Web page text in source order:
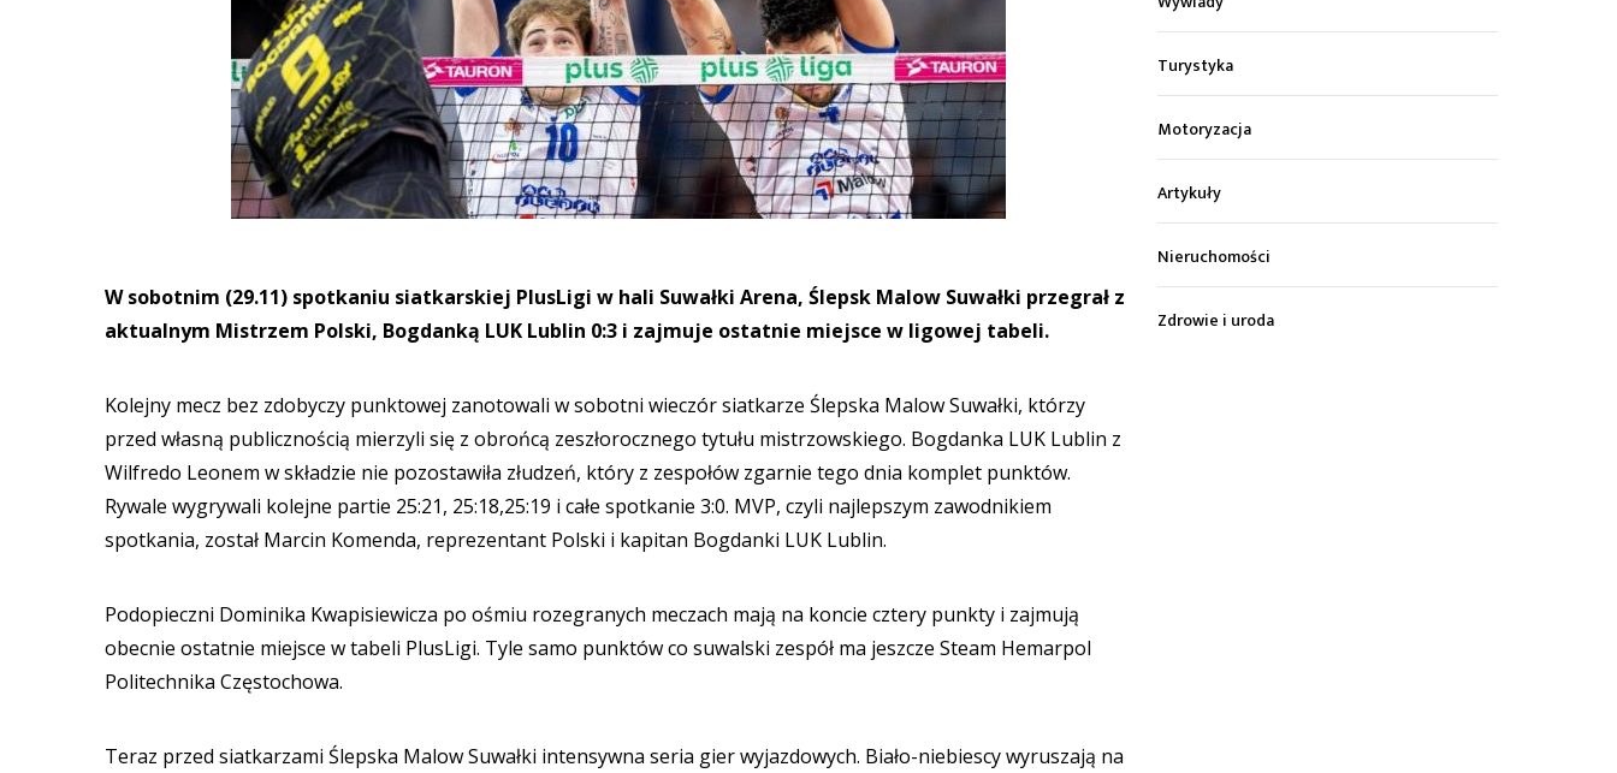
W sobotnim (29.11) spotkaniu siatkarskiej PlusLigi w hali Suwałki Arena, Ślepsk Malow Suwałki przegrał z
aktualnym Mistrzem Polski, Bogdanką LUK Lublin 0:3 i zajmuje ostatnie miejsce w ligowej tabeli.
Kolejny mecz bez zdobyczy punktowej zanotowali w sobotni wieczór siatkarze Ślepska Malow Suwałki, którzy
przed własną publicznością mierzyli się z obrońcą zeszłorocznego tytułu mistrzowskiego. Bogdanka LUK Lublin z
Wilfredo Leonem w składzie nie pozostawiła złudzeń, który z zespołów zgarnie tego dnia komplet punktów.
Rywale wygrywali kolejne partie 25:21, 25:18,25:19 i całe spotkanie 3:0. MVP, czyli najlepszym zawodnikiem
spotkania, został Marcin Komenda, reprezentant Polski i kapitan Bogdanki LUK Lublin.
Podopieczni Dominika Kwapisiewicza po ośmiu rozegranych meczach mają na koncie cztery punkty i zajmują
obecnie ostatnie miejsce w tabeli PlusLigi. Tyle samo punktów co suwalski zespół ma jeszcze Steam Hemarpol
Politechnika Częstochowa.
Teraz przed siatkarzami Ślepska Malow Suwałki intensywna seria gier wyjazdowych. Biało-niebiescy wyruszają na
Turystyka
Motoryzacja
Artykuły
Nieruchomości
Zdrowie i uroda